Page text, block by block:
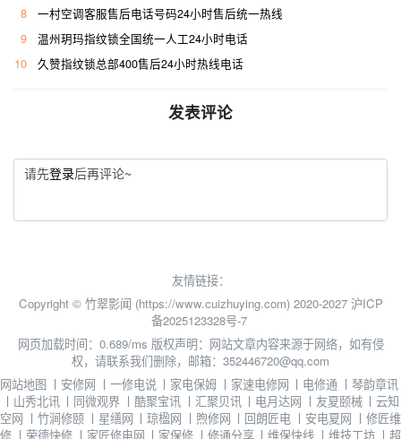
8
一村空调客服售后电话号码24小时售后统一热线
9
温州玥玛指纹锁全国统一人工24小时电话
10
久赞指纹锁总部400售后24小时热线电话
发表评论
请先登录后再评论~
友情链接：
Copyright © 竹翠影闻 (https://www.cuizhuying.com) 2020-2027 沪ICP
备2025123328号-7
网页加载时间：0.689/ms 版权声明：网站文章内容来源于网络，如有侵
权，请联系我们删除，邮箱：352446720@qq.com
网站地图 丨 安修网 丨 一修电说 丨 家电保姆 丨 家速电修网 丨 电修通 丨琴韵章讯
丨 山秀北讯 丨 同微观界 丨 酷聚宝讯 丨 汇聚贝讯 丨 电月达网 丨 友夏颐械 丨云知
空网 丨 竹涧修颐 丨 星缮网 丨琼楹网 丨 煦修网 丨 回朗匠电 丨 安电夏网 丨 修匠维
修 丨 荣德快修 丨 家匠修电网 丨 家保修 丨 修通分享 丨维保快线 丨维技工坊 丨 超